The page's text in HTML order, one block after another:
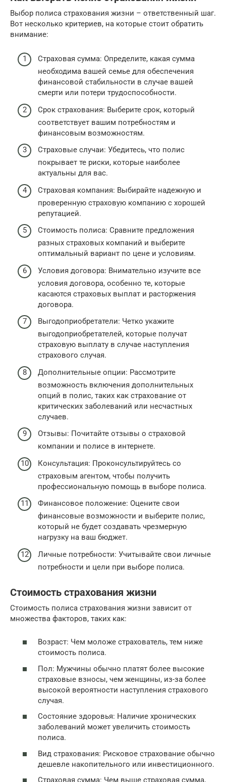
Выбор полиса страхования жизни – ответственный шаг.
Вот несколько критериев, на которые стоит обратить
внимание:
Страховая сумма: Определите, какая сумма
необходима вашей семье для обеспечения
финансовой стабильности в случае вашей
смерти или потери трудоспособности.
Срок страхования: Выберите срок, который
соответствует вашим потребностям и
финансовым возможностям.
Страховые случаи: Убедитесь, что полис
покрывает те риски, которые наиболее
актуальны для вас.
Страховая компания: Выбирайте надежную и
проверенную страховую компанию с хорошей
репутацией.
Стоимость полиса: Сравните предложения
разных страховых компаний и выберите
оптимальный вариант по цене и условиям.
Условия договора: Внимательно изучите все
условия договора, особенно те, которые
касаются страховых выплат и расторжения
договора.
Выгодоприобретатели: Четко укажите
выгодоприобретателей, которые получат
страховую выплату в случае наступления
страхового случая.
Дополнительные опции: Рассмотрите
возможность включения дополнительных
опций в полис, таких как страхование от
критических заболеваний или несчастных
случаев.
Отзывы: Почитайте отзывы о страховой
компании и полисе в интернете.
Консультация: Проконсультируйтесь со
страховым агентом, чтобы получить
профессиональную помощь в выборе полиса.
Финансовое положение: Оцените свои
финансовые возможности и выберите полис,
который не будет создавать чрезмерную
нагрузку на ваш бюджет.
Личные потребности: Учитывайте свои личные
потребности и цели при выборе полиса.
Стоимость страхования жизни
Стоимость полиса страхования жизни зависит от
множества факторов, таких как:
Возраст: Чем моложе страхователь, тем ниже
стоимость полиса.
Пол: Мужчины обычно платят более высокие
страховые взносы, чем женщины, из-за более
высокой вероятности наступления страхового
случая.
Состояние здоровья: Наличие хронических
заболеваний может увеличить стоимость
полиса.
Вид страхования: Рисковое страхование обычно
дешевле накопительного или инвестиционного.
Страховая сумма: Чем выше страховая сумма,